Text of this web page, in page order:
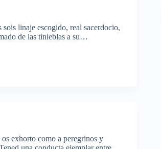
linaje escogido, real sacerdocio,
de las tinieblas a su…
exhorto como a peregrinos y